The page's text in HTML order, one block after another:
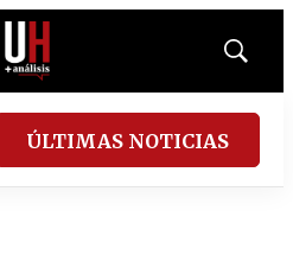
Mostrar
ÚLTIMAS NOTICIAS